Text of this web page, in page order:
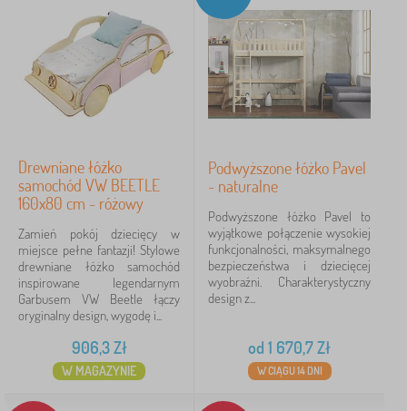
Drewniane łóżko
samochód VW BEETLE
160x80 cm - różowy
Zamień pokój dziecięcy w
miejsce pełne fantazji! Stylowe
drewniane łóżko samochód
inspirowane legendarnym
Garbusem VW Beetle łączy
oryginalny design, wygodę i...
906,3Zł
W MAGAZYNIE
Podwyższone łóżko Pavel
- naturalne
Podwyższone łóżko Pavel to
wyjątkowe połączenie wysokiej
funkcjonalności, maksymalnego
bezpieczeństwa i dziecięcej
wyobraźni. Charakterystyczny
design z...
od 1 670,7Zł
W CIĄGU 14 DNI